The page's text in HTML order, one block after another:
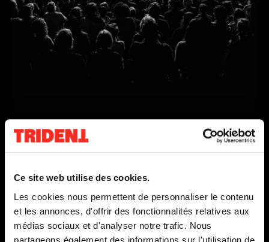
Ce
lien
Ce site web utilise des cookies.
Les cookies nous permettent de personnaliser le contenu
et les annonces, d'offrir des fonctionnalités relatives aux
médias sociaux et d'analyser notre trafic. Nous
partageons également des informations sur l'utilisation de
MESSE SOLENNELLE POUR UNE PLEINE LUNE D’ÉTÉ
DU 17 SEPTEMBRE